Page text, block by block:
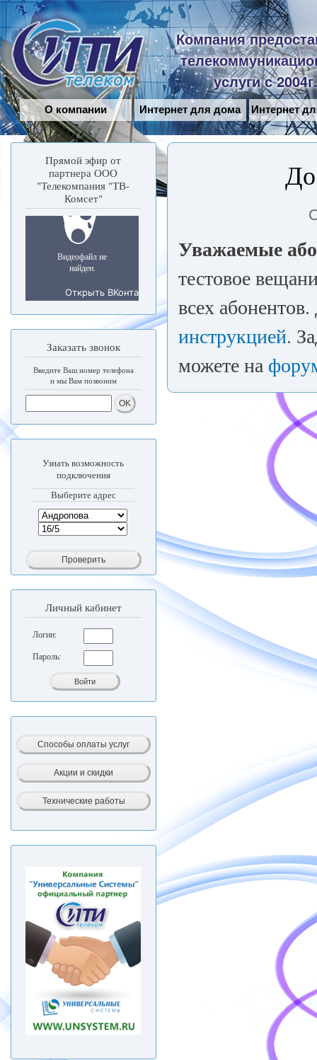
Сити-
Телеком
Компания
услуги с
О компании Интернет для дома Интернет
Прямой эфир от
партнера ООО
"Телекомпания "ТВ-
Комсет"
Заказать звонок
Введите Ваш номер телефона
и мы Вам позвоним
Узнать возможность
подключения
Выберите адрес
Личный кабинет
Логин:
Пароль:
Уважаемые
тестовое
всех
инструкцией.
можете на